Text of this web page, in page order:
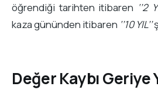
öğrendiği tarihten itibaren ‘’2
kaza gününden itibaren ‘’10 YIL’’
Değer Kaybı Geriye